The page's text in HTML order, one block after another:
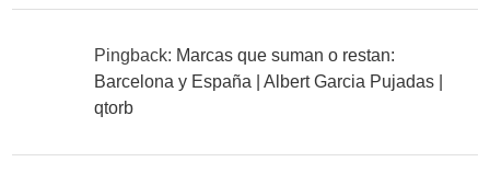
Pingback: Marcas que suman o restan:
Barcelona y España | Albert Garcia Pujadas |
qtorb